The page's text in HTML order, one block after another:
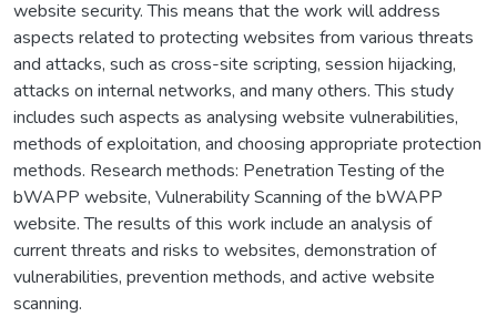
website security. This means that the work will address
aspects related to protecting websites from various threats
and attacks, such as cross-site scripting, session hijacking,
attacks on internal networks, and many others. This study
includes such aspects as analysing website vulnerabilities,
methods of exploitation, and choosing appropriate protection
methods. Research methods: Penetration Testing of the
bWAPP website, Vulnerability Scanning of the bWAPP
website. The results of this work include an analysis of
current threats and risks to websites, demonstration of
vulnerabilities, prevention methods, and active website
scanning.